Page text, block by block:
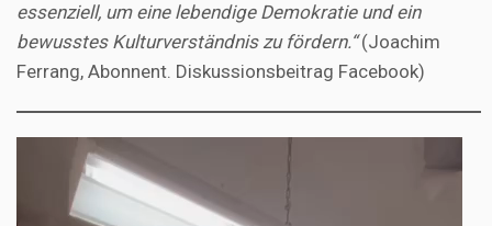
essenziell, um eine lebendige Demokratie und ein
bewusstes Kulturverständnis zu fördern.“(Joachim
Ferrang, Abonnent. Diskussionsbeitrag Facebook)